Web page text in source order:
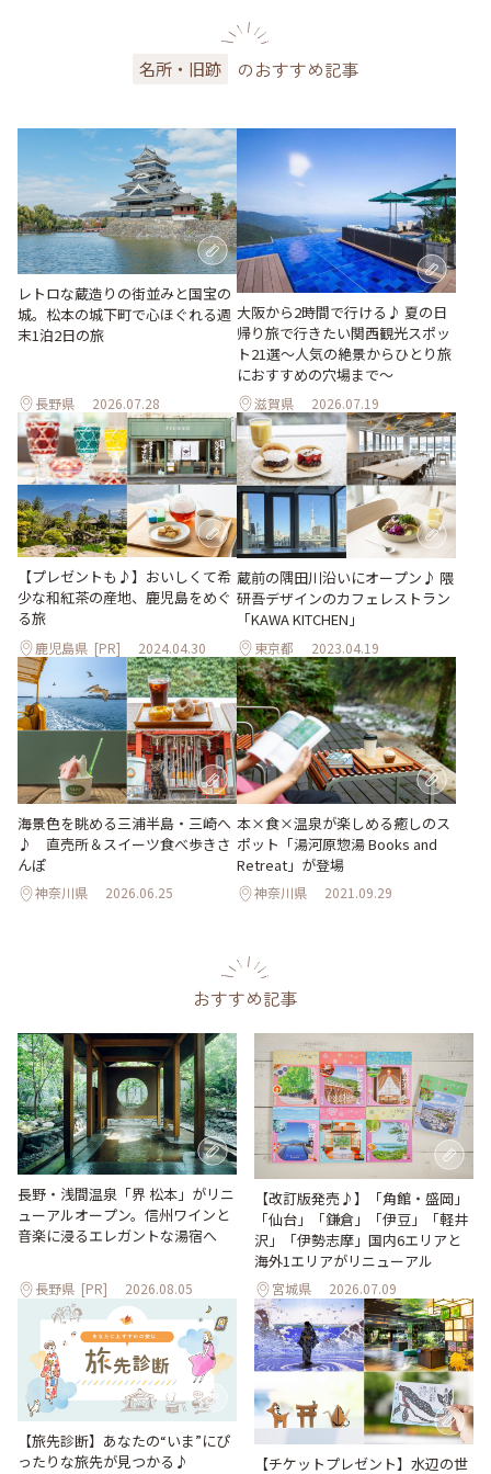
名所・旧跡 のおすすめ記事
レトロな蔵造りの街並みと国宝の
城。松本の城下町で心ほぐれる週
末1泊2日の旅
長野県 2026.07.28
大阪から2時間で行ける♪ 夏の日
帰り旅で行きたい関西観光スポッ
ト21選～人気の絶景からひとり旅
におすすめの穴場まで～
滋賀県 2026.07.19
【プレゼントも♪】おいしくて希
少な和紅茶の産地、鹿児島をめぐ
る旅
鹿児島県 [PR] 2024.04.30
蔵前の隅田川沿いにオープン♪ 隈
研吾デザインのカフェレストラン
「KAWA KITCHEN」
東京都 2023.04.19
海景色を眺める三浦半島・三崎へ
♪ 直売所＆スイーツ食べ歩きさ
んぽ
神奈川県 2026.06.25
本×食×温泉が楽しめる癒しのス
ポット「湯河原惣湯 Books and
Retreat」が登場
神奈川県 2021.09.29
おすすめ記事
長野・浅間温泉「界 松本」がリニ
ューアルオープン。信州ワインと
音楽に浸るエレガントな湯宿へ
長野県 [PR] 2026.08.05
【改訂版発売♪】「角館・盛岡」
「仙台」「鎌倉」「伊豆」「軽井
沢」「伊勢志摩」国内6エリアと
海外1エリアがリニューアル
宮城県 2026.07.09
【旅先診断】あなたの“いま”にぴ
ったりな旅先が見つかる♪
【チケットプレゼント】水辺の世